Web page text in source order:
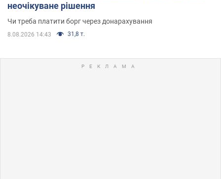
неочікуване рішення
Чи треба платити борг через донарахування
8.08.2026 14:43 31,8 т.